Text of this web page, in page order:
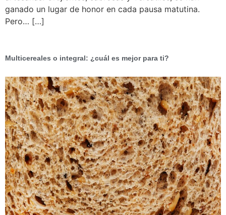
ganado un lugar de honor en cada pausa matutina.
Pero… […]
Multicereales o integral: ¿cuál es mejor para ti?